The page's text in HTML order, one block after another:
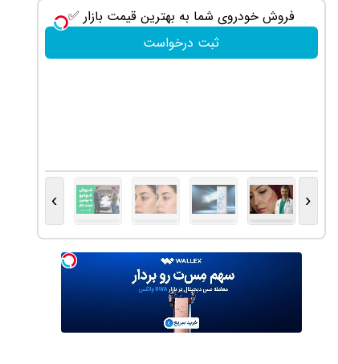
فروش خودروی شما به بهترین قیمت بازار ✅
ثبت درخواست
‹
›